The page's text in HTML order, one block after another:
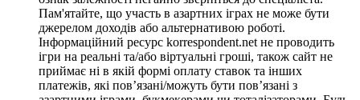
Пам'ятайте, що участь в азартних іграх не може бути
джерелом доходів або альтернативою роботі.
Інформаційний ресурс korrespondent.net не проводить
ігри на реальні та/або віртуальні гроші, також сайт не
приймає ні в якій формі оплату ставок та інших
платежів, які пов’язані/можуть бути пов’язані з